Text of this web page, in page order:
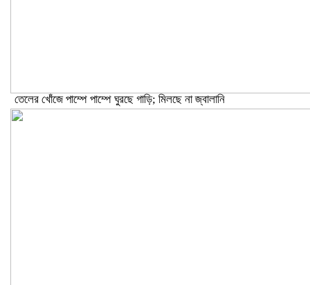
তেলের খোঁজে পাম্পে পাম্পে ঘুরছে গাড়ি; মিলছে না জ্বালানি